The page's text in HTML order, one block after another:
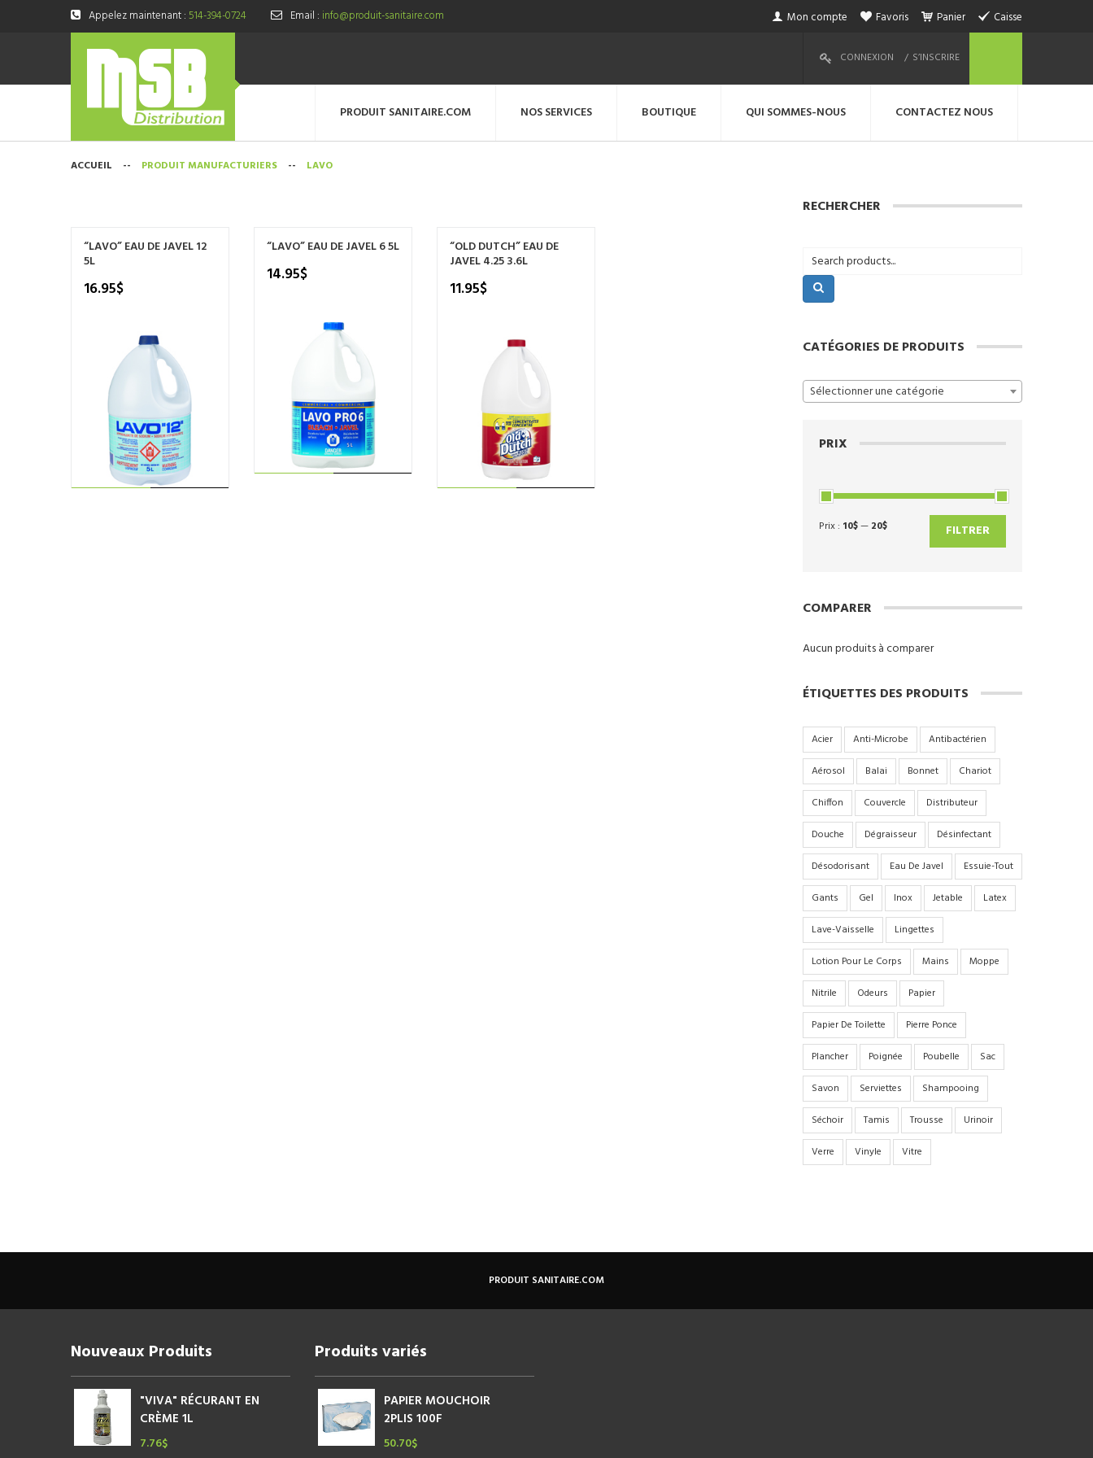
Appelez maintenant :514-394-0724 Email : info@produit-sanitaire.com Mon compte Favoris Panier Caisse
CONNEXION S’INSCRIRE
PRODUIT SANITAIRE.COM NOS SERVICES BOUTIQUE QUI SOMMES-NOUS CONTACTEZ NOUS
ACCUEIL -- PRODUIT MANUFACTURIERS -- LAVO
“LAVO” EAU DE JAVEL 12
5L
16.95$
“LAVO” EAU DE JAVEL 6 5L
14.95$
“OLD DUTCH” EAU DE
JAVEL 4.25 3.6L
11.95$
RECHERCHER
CATÉGORIES DE PRODUITS
Sélectionner une catégorie
PRIX
FILTRER
Prix : 10$— 20$
COMPARER
Aucun produits à comparer
ÉTIQUETTES DES PRODUITS
Acier Anti-Microbe
Antibactérien
Aérosol
Balai Bonnet
Chariot
Chiffon
Couvercle
Distributeur
Douche
Dégraisseur
Désinfectant
Désodorisant
Eau De Javel
Essuie-Tout
Gants
Gel Inox Jetable
Latex
Lave-Vaisselle
Lingettes
Lotion Pour Le Corps
Mains
Moppe
Nitrile
Odeurs
Papier
Papier De Toilette
Pierre Ponce
Plancher
Poignée Poubelle
Sac
Savon
Serviettes
Shampooing
Séchoir
Tamis Trousse
Urinoir
Verre
Vinyle Vitre
PRODUIT SANITAIRE.COM
Nouveaux Produits
"VIVA" RÉCURANT EN
CRÈME 1L
7.76$
Produits variés
PAPIER MOUCHOIR
2PLIS 100F
50.70$